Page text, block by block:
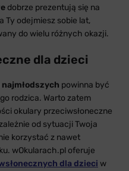
dobrze prezentują się na
Ty odejmiesz sobie lat,
do wielu różnych okazji.
dla dzieci
powinna być
rodzica. Warto zatem
okulary przeciwsłoneczne
od sytuacji Twoja
korzystać z nawet
wOkularach.pl oferuje
dla dzieci w